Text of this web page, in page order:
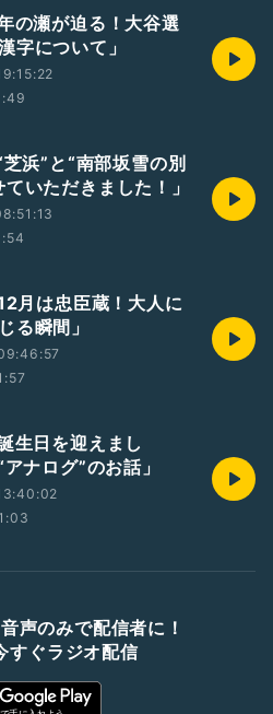
の瀬が迫る！大谷選
字について」
浜”と“南部坂雪の別
いただきました！」
月は忠臣蔵！大人に
る瞬間」
生日を迎えまし
ナログ”のお話」
声のみで配信者に！
すぐラジオ配信